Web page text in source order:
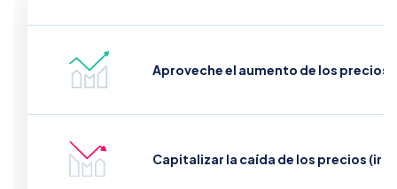
Aproveche el aumento de los precios
Capitalizar la caída de los precios (ir